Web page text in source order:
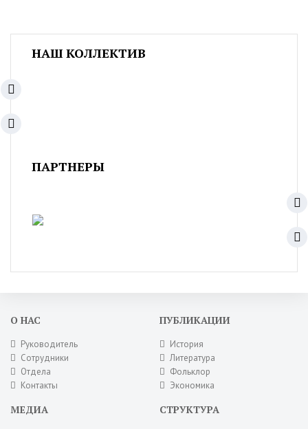
НАШ КОЛЛЕКТИВ
ПАРТНЕРЫ
О НАС
Руководитель
Сотрудники
Отдела
Контакты
ПУБЛИКАЦИИ
История
Литература
Фольклор
Экономика
МЕДИА СТРУКТУРА